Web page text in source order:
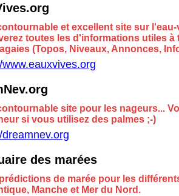
et excellent site sur
toutes les d'informations utiles à
(Topos, Niveaux, Annonces,
www.eauxvives.org
site pour les nageurs...
si vous utilisez des palmes ;-)
dreamnev.org
des marées
de marée pour les
Manche et Mer du Nord.